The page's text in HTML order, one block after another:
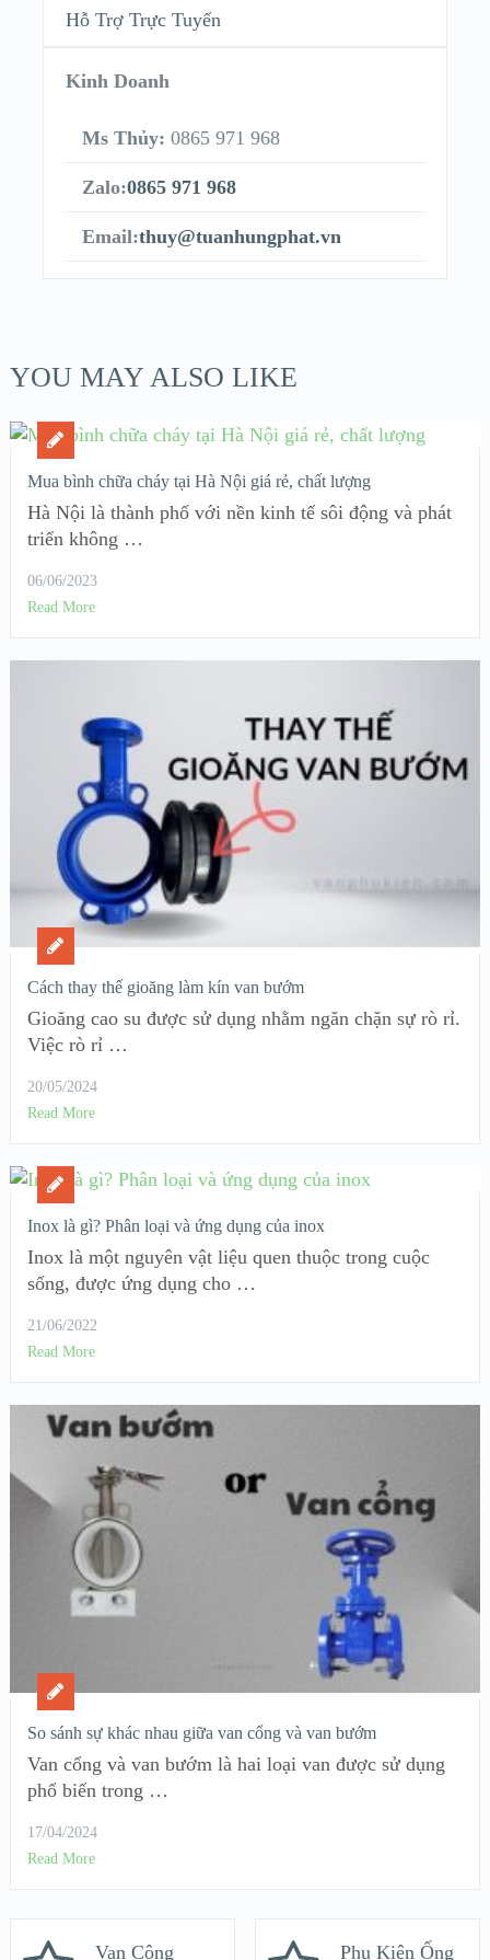
Hỗ Trợ Trực Tuyến
Kinh Doanh
Ms Thủy: 0865 971 968
Zalo:0865 971 968
Email:thuy@tuanhungphat.vn
YOU MAY ALSO LIKE
Mua bình chữa cháy tại Hà Nội giá rẻ, chất lượng
Hà Nội là thành phố với nền kinh tế sôi động và phát
triển không …
06/06/2023
Read More
Cách thay thế gioăng làm kín van bướm
Gioăng cao su được sử dụng nhằm ngăn chặn sự rò rỉ.
Việc rò rỉ …
20/05/2024
Read More
Inox là gì? Phân loại và ứng dụng của inox
Inox là một nguyên vật liệu quen thuộc trong cuộc
sống, được ứng dụng cho …
21/06/2022
Read More
So sánh sự khác nhau giữa van cổng và van bướm
Van cổng và van bướm là hai loại van được sử dụng
phổ biến trong …
17/04/2024
Read More
Van Công
Phụ Kiện Ống